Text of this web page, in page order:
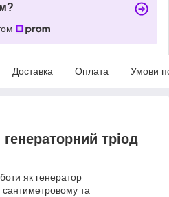
Доставка Оплата Умови
тріод
як генератор
сантиметровому та